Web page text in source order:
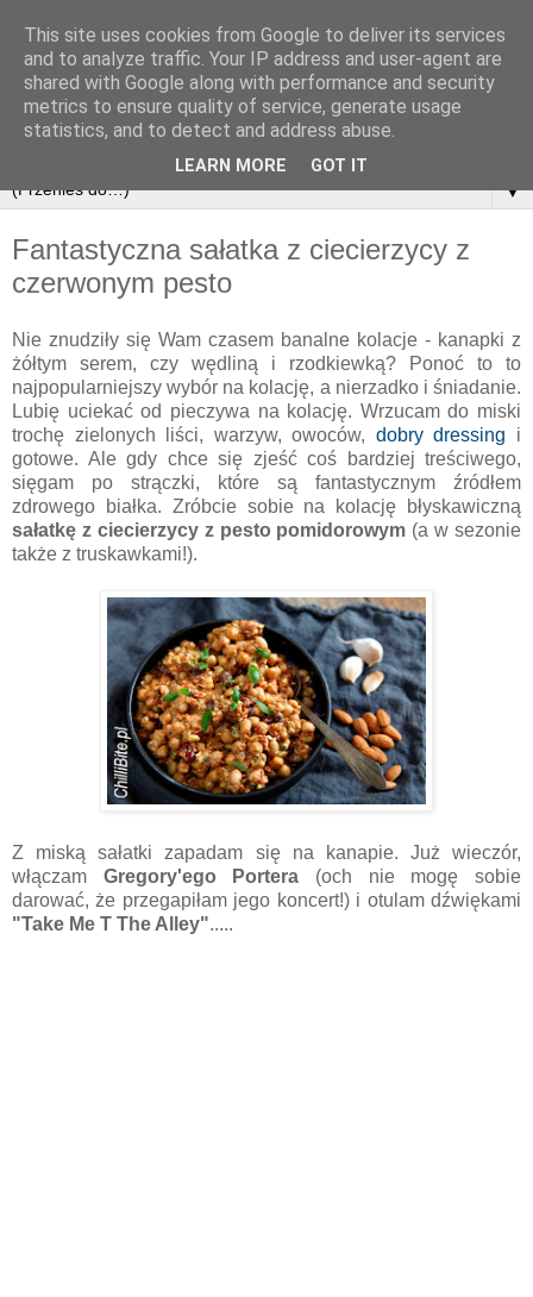
▼
Fantastyczna sałatka z ciecierzycy z
czerwonym pesto
Nie znudziły się Wam czasem banalne kolacje - kanapki z
żółtym serem, czy wędliną i rzodkiewką? Ponoć to to
najpopularniejszy wybór na kolację, a nierzadko i śniadanie.
Lubię uciekać od pieczywa na kolację. Wrzucam do miski
trochę zielonych liści, warzyw, owoców, dobry dressing i
gotowe. Ale gdy chce się zjeść coś bardziej treściwego,
sięgam po strączki, które są fantastycznym źródłem
zdrowego białka. Zróbcie sobie na kolację błyskawiczną
sałatkę z ciecierzycy z pesto pomidorowym (a w sezonie
także z truskawkami!).
Z miską sałatki zapadam się na kanapie. Już wieczór,
włączam Gregory'ego Portera (och nie mogę sobie
darować, że przegapiłam jego koncert!) i otulam dźwiękami
"Take Me T The Alley".....
This site uses cookies from Google to deliver its services
and to analyze traffic. Your IP address and user-agent are
shared with Google along with performance and security
metrics to ensure quality of service, generate usage
statistics, and to detect and address abuse.
LEARN MORE GOT IT